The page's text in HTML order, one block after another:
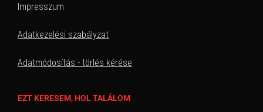
Impresszum
Adatkezelési szabályzat
Adatmódosítás - törlés kérése
EZT KERESEM, HOL TALÁLOM